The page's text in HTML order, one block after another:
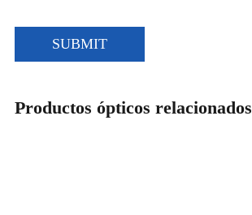
SUBMIT
Productos ópticos relacionados